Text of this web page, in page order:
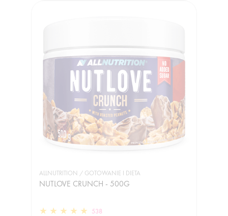
ALLNUTRITION / GOTOWANIE I DIETA
NUTLOVE CRUNCH - 500G
538